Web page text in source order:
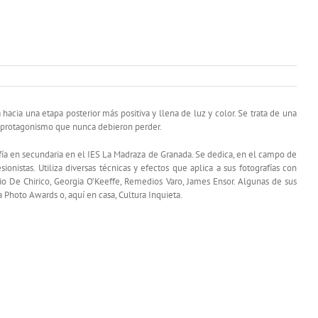
una etapa posterior más positiva y llena de luz y color. Se trata de una
que nunca debieron perder.
secundaria en el IES La Madraza de Granada. Se dedica, en el campo de
Utiliza diversas técnicas y efectos que aplica a sus fotografías con
Chirico, Georgia O’Keeffe, Remedios Varo, James Ensor. Algunas de sus
Awards o, aquí en casa, Cultura Inquieta.